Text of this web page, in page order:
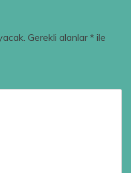
Gerekli alanlar* ile